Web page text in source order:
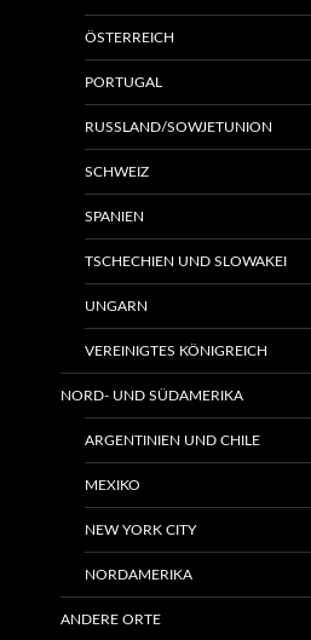
ÖSTERREICH
PORTUGAL
RUSSLAND/SOWJETUNION
SCHWEIZ
SPANIEN
TSCHECHIEN UND SLOWAKEI
UNGARN
VEREINIGTES KÖNIGREICH
NORD- UND SÜDAMERIKA
ARGENTINIEN UND CHILE
MEXIKO
NEW YORK CITY
NORDAMERIKA
ANDERE ORTE